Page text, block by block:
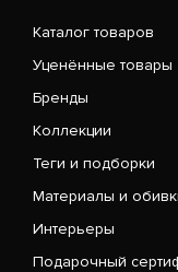
Каталог товаров
Уценённые товары
Бренды
Коллекции
Теги и подборки
Материалы и
Интерьеры
Подарочный